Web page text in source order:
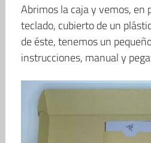
Abrimos la caja y vemos, en
teclado, cubierto de un
de éste, tenemos un
instrucciones, manual y